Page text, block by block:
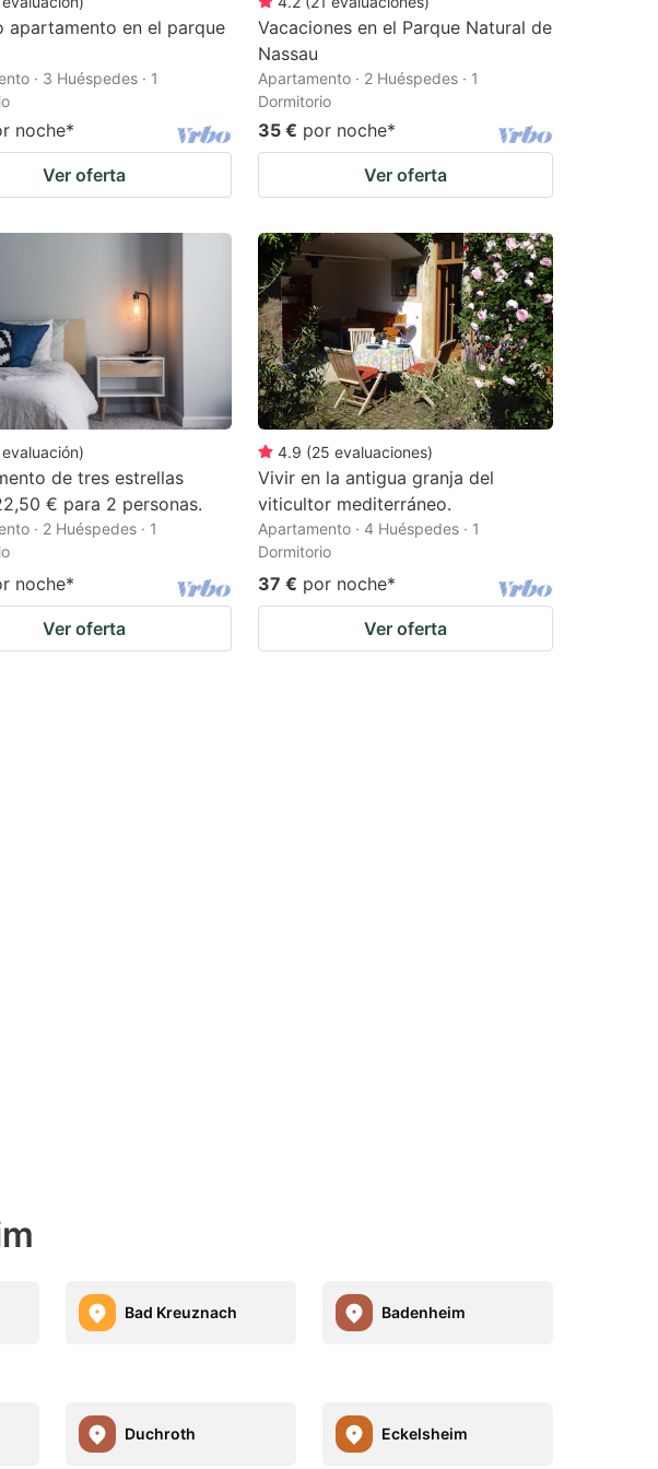
apartamento en el parque
· 3 Huéspedes · 1
noche*
Ver oferta
Vacaciones en el Parque Natural de
Nassau
Apartamento · 2 Huéspedes · 1
Dormitorio
35 € por noche*
Ver oferta
evaluación)
de tres estrellas
€ para 2 personas.
· 2 Huéspedes · 1
noche*
Ver oferta
4.9 (25 evaluaciones)
Vivir en la antigua granja del
viticultor mediterráneo.
Apartamento · 4 Huéspedes · 1
Dormitorio
37 € por noche*
Ver oferta
Bad Kreuznach Badenheim
Duchroth Eckelsheim